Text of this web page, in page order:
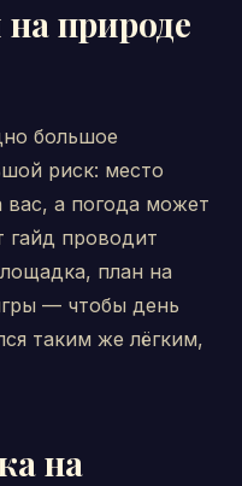
природе
большое
риск: место
вас, а погода может
гайд проводит
план на
— чтобы день
таким же лёгким,
на